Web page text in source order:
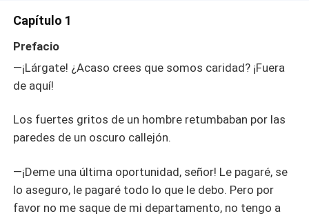
exactamente lo que pretende hacer. Ella lo conocerá
sino conquistarla. ¿Qué hará la luz cuando Nero le
conceda permiso para volver a su mundo? ¿Se irá con el
nuevo amor que le espera? ¿Perdonará a Nero por usar
su necesidad como abuso para ganarse su corazón?
Capítulo 1
Prefacio
—¡Lárgate! ¿Acaso crees que somos caridad? ¡Fuera
de aquí!
Los fuertes gritos de un hombre retumbaban por las
paredes de un oscuro callejón.
—¡Deme una última oportunidad, señor! Le pagaré, se
lo aseguro, le pagaré todo lo que le debo. Pero por
favor no me saque de mi departamento, no tengo a